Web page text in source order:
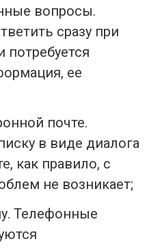
вопросы.
сразу при
потребуется
ее
почте.
в виде диалога
как правило, с
не возникает;
Телефонные